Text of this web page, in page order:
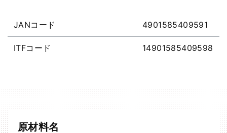
JANコード 4901585409591
ITFコード 14901585409598
原材料名